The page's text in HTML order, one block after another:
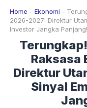
Home - Ekonomi -
2026-2027: Direktur
Investor Jangka Panjang!
Raksasa
Direktur
Sinyal